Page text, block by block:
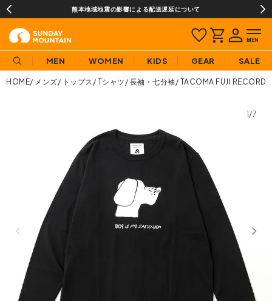
熊本地域地震の影響による配送遅延について
MEN WOMEN KIDS GEAR SALE
HOME メンズ トップス Tシャツ 長袖・七分袖 TACOMA FUJI
1/7